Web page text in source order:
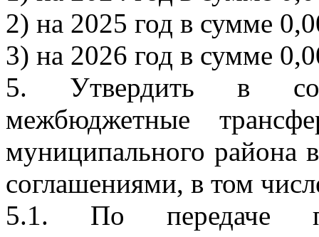
2) на 2025 год в сумме
3) на 2026 год в сумме
5. Утвердить в
межбюджетные
муниципального района
соглашениями, в том
5.1. По передаче